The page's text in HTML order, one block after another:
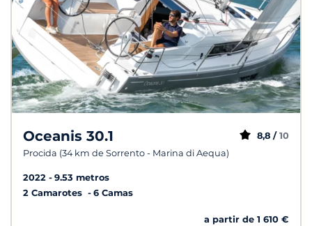
Oceanis 30.1
Procida (34 km de Sorrento - Marina di Aequa)
8,8 / 10
2022
9.53 metros
2 Camarotes
6 Camas
a partir de 1 610 €